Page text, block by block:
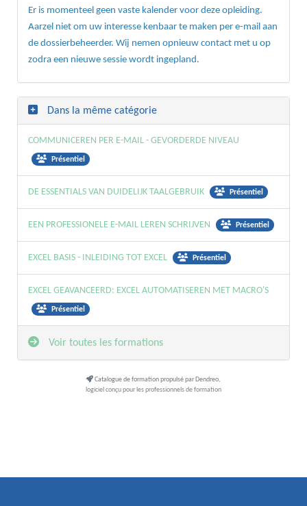
Er is momenteel geen vaste kalender voor deze opleiding.
Aarzel niet om uw interesse kenbaar te maken per e-mail aan
de dossierbeheerder. Wij nemen opnieuw contact met u op
zodra een nieuwe sessie wordt ingepland.
Dans la même catégorie
COMMUNICEREN PER E-MAIL - GEVORDERDE NIVEAU
Présentiel
DE ESSENTIALS VAN DUIDELIJK TAALGEBRUIK Présentiel
EEN PROFESSIONELE E-MAIL LEREN SCHRIJVEN Présentiel
EXCEL BASIS - INLEIDING TOT EXCEL Présentiel
EXCEL GEAVANCEERD: EXCEL AUTOMATISEREN MET MACRO'S
Présentiel
Voir toutes les formations
Catalogue de formation propulsé par Dendreo,
logiciel conçu pour les professionnels de formation